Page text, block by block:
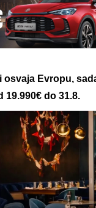
osvaja Evropu,
do 31.8.